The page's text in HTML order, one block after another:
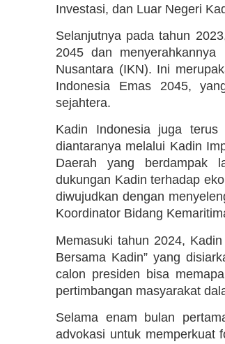
Investasi, dan Luar Negeri
Selanjutnya pada tahun
2045 dan
Nusantara (IKN). Ini
Indonesia Emas 2045,
sejahtera.
Kadin Indonesia juga terus
diantaranya melalui Kadin
Daerah yang berdampak
dukungan Kadin terhadap
diwujudkan dengan
Koordinator Bidang
Memasuki tahun 2024,
Bersama Kadin” yang
calon presiden bisa
pertimbangan masyarakat
Selama enam bulan
advokasi untuk memperkuat